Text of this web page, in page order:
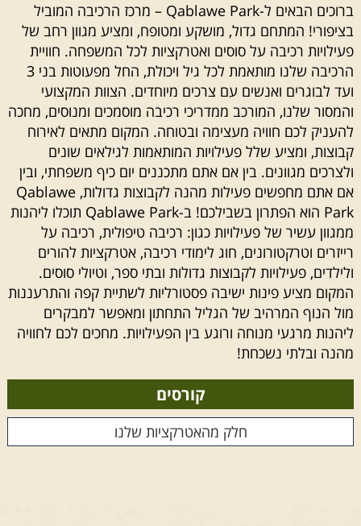
קורסים
חלק מהאטרקציות שלנו
ברוכים הבאים ל-Qablawe Park – מרכז הרכיבה המוביל
בציפורי! המתחם גדול, מושקע ומטופח, ומציע מגוון רחב של
פעילויות רכיבה על סוסים ואטרקציות לכל המשפחה. חוויית
הרכיבה שלנו מותאמת לכל גיל ויכולת, החל מפעוטות בני 3
ועד לבוגרים ואנשים עם צרכים מיוחדים. הצוות המקצועי
והמסור שלנו, המורכב ממדריכי רכיבה מוסמכים ומנוסים, מחכה
להעניק לכם חוויה מעצימה ובטוחה. המקום מתאים לאירוח
קבוצות, ומציע שלל פעילויות המותאמות לגילאים שונים
ולצרכים מגוונים. בין אם אתם מתכננים יום כיף משפחתי, ובין
אם אתם מחפשים פעילות מהנה לקבוצות גדולות, Qablawe
Park הוא הפתרון בשבילכם! ב-Qablawe Park תוכלו ליהנות
ממגוון עשיר של פעילויות כגון: רכיבה טיפולית, רכיבה על
רייזרים וטרקטורונים, חוג לימודי רכיבה, אטרקציות להורים
ולילדים, פעילויות לקבוצות גדולות ובתי ספר, וטיולי סוסים.
המקום מציע פינות ישיבה פסטורליות לשתיית קפה והתרעננות
מול הנוף המרהיב של הגליל התחתון ומאפשר למבקרים
ליהנות מרגעי מנוחה ורוגע בין הפעילויות. מחכים לכם לחוויה
מהנה ובלתי נשכחת!